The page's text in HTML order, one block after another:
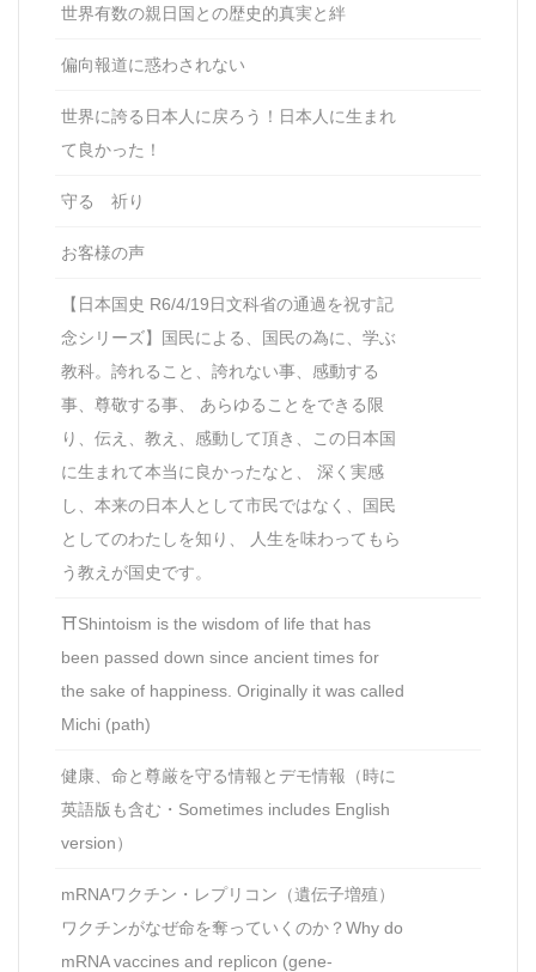
世界有数の親日国との歴史的真実と絆
偏向報道に惑わされない
世界に誇る日本人に戻ろう！日本人に生まれ
て良かった！
守る 祈り
お客様の声
【日本国史 R6/4/19日文科省の通過を祝す記
念シリーズ】国民による、国民の為に、学ぶ
教科。誇れること、誇れない事、感動する
事、尊敬する事、 あらゆることをできる限
り、伝え、教え、感動して頂き、この日本国
に生まれて本当に良かったなと、 深く実感
し、本来の日本人として市民ではなく、国民
としてのわたしを知り、 人生を味わってもら
う教えが国史です。
⛩Shintoism is the wisdom of life that has
been passed down since ancient times for
the sake of happiness. Originally it was called
Michi (path)
健康、命と尊厳を守る情報とデモ情報（時に
英語版も含む・Sometimes includes English
version）
mRNAワクチン・レプリコン（遺伝子増殖）
ワクチンがなぜ命を奪っていくのか？Why do
mRNA vaccines and replicon (gene-